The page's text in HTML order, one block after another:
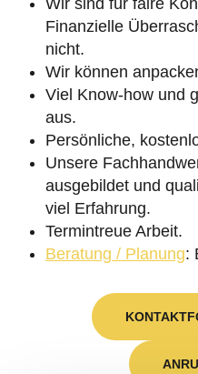
Wir sind für faire
Finanzielle
nicht.
Wir können
Viel Know-how und
aus.
Persönliche,
Unsere
ausgebildet und
viel Erfahrung.
Termintreue Arbeit.
Beratung / Planung: